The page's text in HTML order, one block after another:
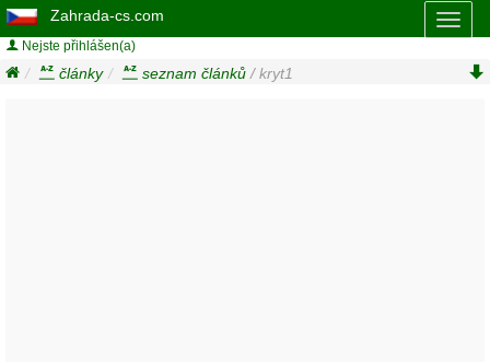
Zahrada-cs.com
Nejste přihlášen(a)
články seznam článků / kryt1